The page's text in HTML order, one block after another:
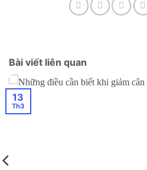
Bài viết liên quan
13
Th3